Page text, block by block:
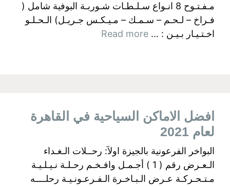
مـفـتـوح 8 انـواع سـلـطـات شـوربـة البوفية شامل (
فـراخ – لـحـم – سـمـك – مـيـكـس جـريـل) الـحـلـو
اخـتـيـار بـيـن : … Read more
افضل الاماكن السياحية في القاهرة
لعام 2021
البواخر الفرعونية بالجيزة اولآ: رحــلات الـغـداء
الـعـرض رقم ( 1 ) أجـمـل وافـخـم رحـلـة نـيـلـيـة
مـتـحـركـة عـرض الـبـاخـرة الـفـرعـونـيـة رحلــــه